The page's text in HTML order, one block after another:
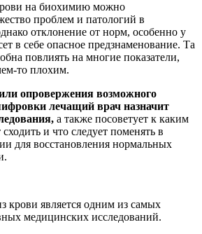
на биохимию можно
проблем и патологий в
отклонение от норм, особенно у
в себе опасное предзнаменование. Та
повлиять на многие показатели,
то плохим.
опровержения возможного
лечащий врач назначит
а также посоветует к каким
и что следует поменять в
для восстановления нормальных
крови является одним из самых
медицинских исследований.